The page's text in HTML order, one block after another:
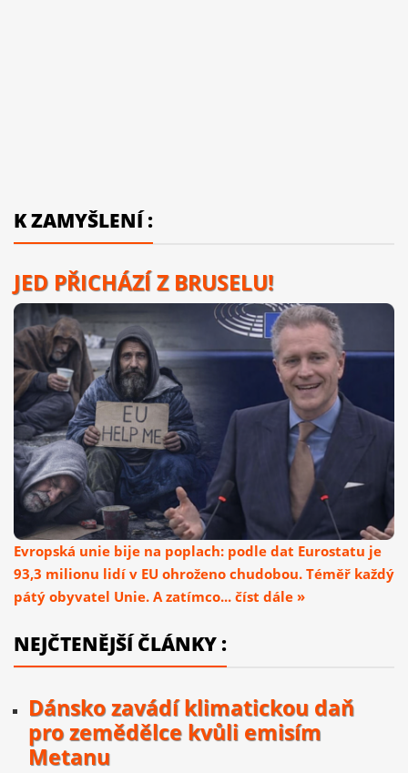
K ZAMYŠLENÍ :
JED PŘICHÁZÍ Z BRUSELU!
Evropská unie bije na poplach: podle dat Eurostatu je
93,3 milionu lidí v EU ohroženo chudobou. Téměř každý
pátý obyvatel Unie. A zatímco... číst dále »
NEJČTENĚJŠÍ ČLÁNKY :
Dánsko zavádí klimatickou daň
pro zemědělce kvůli emisím
Metanu